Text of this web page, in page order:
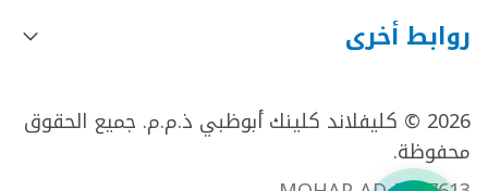
روابط أخرى
2026 © كليفلاند كلينك أبوظبي ذ.م.م. جميع الحقوق
محفوظة.